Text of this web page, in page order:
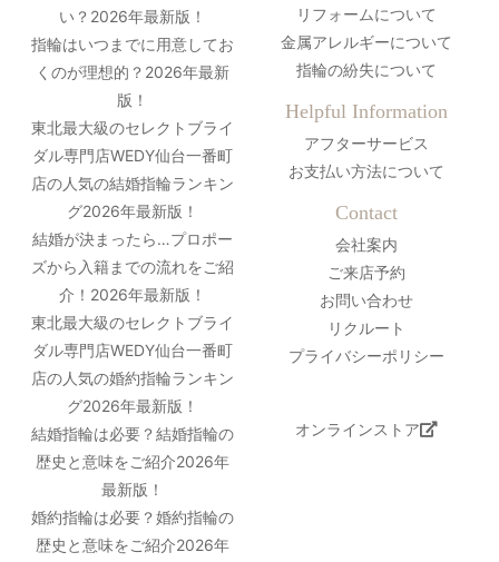
い？2026年最新版！
指輪はいつまでに用意してお
くのが理想的？2026年最新
版！
東北最大級のセレクトブライ
ダル専門店WEDY仙台一番町
店の人気の結婚指輪ランキン
グ2026年最新版！
結婚が決まったら…プロポー
ズから入籍までの流れをご紹
介！2026年最新版！
東北最大級のセレクトブライ
ダル専門店WEDY仙台一番町
店の人気の婚約指輪ランキン
グ2026年最新版！
結婚指輪は必要？結婚指輪の
歴史と意味をご紹介2026年
最新版！
婚約指輪は必要？婚約指輪の
歴史と意味をご紹介2026年
リフォームについて
金属アレルギーについて
指輪の紛失について
Helpful Information
アフターサービス
お支払い方法について
Contact
会社案内
ご来店予約
お問い合わせ
リクルート
プライバシーポリシー
オンラインストア